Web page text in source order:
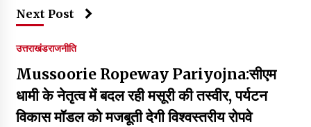
Next Post
उत्तराखंडराजनीति
Mussoorie Ropeway Pariyojna:सीएम
धामी के नेतृत्व में बदल रही मसूरी की तस्वीर, पर्यटन
विकास मॉडल को मजबूती देगी विश्वस्तरीय रोपवे